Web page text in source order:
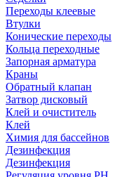
Переходы клеевые
Втулки
Конические переходы
Кольца переходные
Запорная арматура
Краны
Обратный клапан
Затвор дисковый
Клей и очиститель
Клей
Химия для бассейнов
Дезинфекция
Дезинфекция